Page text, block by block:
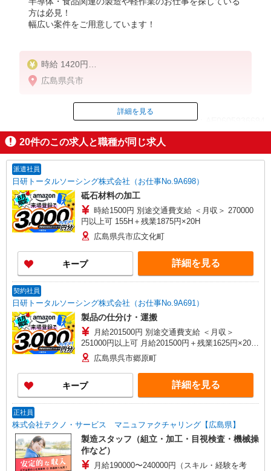
方は必見！
幅広い案件をご用意しています！
時給 1420円
月収例 314,175円＋交通費
時給 1,420円x8時間x21日＝238,560円
深夜 1,420円x0.25x63時間＝22,365円
賞与手当含【退職手当】制度あり
広島県呉市
ID：AE0605936694
掲載期間終了
詳細を見る
20件のこの求人と職種が同じ求人
派遣社員
日研トータルソーシング株式会社（お仕事No.9A698）
砥石材料の加工
時給1500円 別途交通費支給 ＜月収＞ 270000
円以上可 155H＋残業1875円×20H
広島県呉市広文化町
キープ 詳細を見る
契約社員
日研トータルソーシング株式会社（お仕事No.9A691）
製品の仕分け・運搬
月給201500円 別途交通費支給 ＜月収＞
251000円以上可 月給201500円＋残業1625円×20H
＋休出1755円×10H
広島県呉市郷原町
キープ 詳細を見る
正社員
株式会社テクノ・サービス マニュファクチャリング【広島県】
製造スタッフ（組立・加工・目視検査・機械操
作など）
月給190000〜240000円（スキル・経験を考